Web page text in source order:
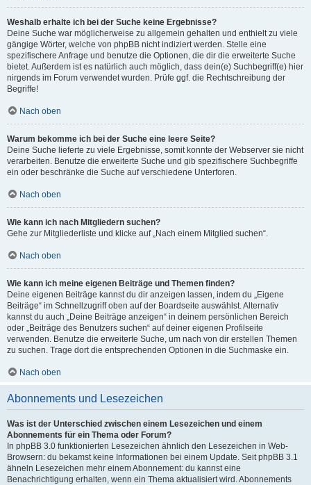
Weshalb erhalte ich bei der Suche keine Ergebnisse?
Deine Suche war möglicherweise zu allgemein gehalten und enthielt zu viele
gängige Wörter, welche von phpBB nicht indiziert werden. Stelle eine
spezifischere Anfrage und benutze die Optionen, die dir die erweiterte Suche
bietet. Außerdem ist es natürlich auch möglich, dass dein(e) Suchbegriff(e) hier
nirgends im Forum verwendet wurden. Prüfe ggf. die Rechtschreibung der
Begriffe!
Nach oben
Warum bekomme ich bei der Suche eine leere Seite?
Deine Suche lieferte zu viele Ergebnisse, somit konnte der Webserver sie nicht
verarbeiten. Benutze die erweiterte Suche und gib spezifischere Suchbegriffe
ein oder beschränke die Suche auf verschiedene Unterforen.
Nach oben
Wie kann ich nach Mitgliedern suchen?
Gehe zur Mitgliederliste und klicke auf „Nach einem Mitglied suchen“.
Nach oben
Wie kann ich meine eigenen Beiträge und Themen finden?
Deine eigenen Beiträge kannst du dir anzeigen lassen, indem du „Eigene
Beiträge“ im Schnellzugriff oben auf der Boardseite auswählst. Alternativ
kannst du auch „Deine Beiträge anzeigen“ in deinem persönlichen Bereich
oder „Beiträge des Benutzers suchen“ auf deiner eigenen Profilseite
verwenden. Benutze die erweiterte Suche, um nach von dir erstellen Themen
zu suchen. Trage dort die entsprechenden Optionen in die Suchmaske ein.
Nach oben
Abonnements und Lesezeichen
Was ist der Unterschied zwischen einem Lesezeichen und einem
Abonnements für ein Thema oder Forum?
In phpBB 3.0 funktionierten Lesezeichen ähnlich den Lesezeichen in Web-
Browsern: du bekamst keine Informationen bei einem Update. Seit phpBB 3.1
ähneln Lesezeichen mehr einem Abonnement: du kannst eine
Benachrichtigung erhalten, wenn ein Thema aktualisiert wird. Abonnements